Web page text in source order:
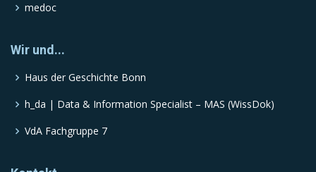
medoc
Wir und...
Haus der Geschichte Bonn
h_da | Data & Information Specialist – MAS (WissDok)
VdA Fachgruppe 7